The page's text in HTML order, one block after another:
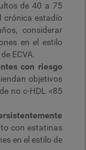
de 40 a 75
crónica estadío
considerar
en el estilo
ECVA.
con riesgo
objetivos
no c-HDL <85
con estatinas
en el estilo de